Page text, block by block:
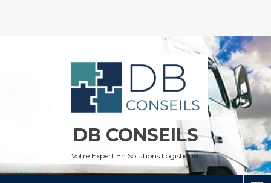
DB CONSEILS
Votre Expert En Solutions Logistiques